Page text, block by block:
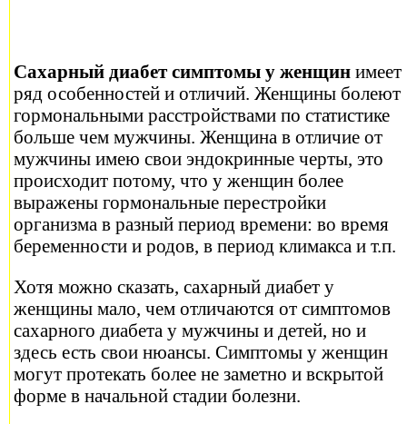
Сахарный диабет симптомы у женщинимеет
ряд особенностей и отличий. Женщины болеют
гормональными расстройствами по статистике
больше чем мужчины. Женщина в отличие от
мужчины имею свои эндокринные черты, это
происходит потому, что у женщин более
выражены гормональные перестройки
организма в разный период времени: во время
беременности и родов, в период климакса и т.п.
Хотя можно сказать, сахарный диабет у
женщины мало, чем отличаются от симптомов
сахарного диабета у мужчины и детей, но и
здесь есть свои нюансы. Симптомы у женщин
могут протекать более не заметно и вскрытой
форме в начальной стадии болезни.